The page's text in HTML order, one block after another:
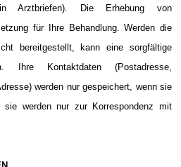
Arztbriefen). Die Erhebung von
für Ihre Behandlung. Werden die
bereitgestellt, kann eine sorgfältige
Ihre Kontaktdaten (Postadresse,
werden nur gespeichert, wenn sie
werden nur zur Korrespondenz mit